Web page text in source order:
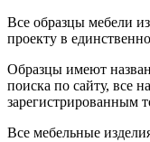
Все образцы мебели
проекту в
Образцы имеют
поиска по сайту, все
зарегистрированным
Все мебельные